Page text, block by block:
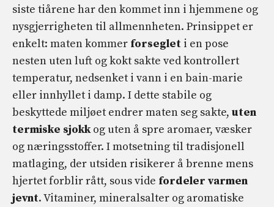
siste tiårene har den kommet inn i hjemmene og
nysgjerrigheten til allmennheten. Prinsippet er
enkelt: maten kommer forseglet i en pose
nesten uten luft og kokt sakte ved kontrollert
temperatur, nedsenket i vann i en bain-marie
eller innhyllet i damp. I dette stabile og
beskyttede miljøet endrer maten seg sakte, uten
termiske sjokkog uten å spre aromaer, væsker
og næringsstoffer. I motsetning til tradisjonell
matlaging, der utsiden risikerer å brenne mens
hjertet forblir rått, sous vide fordeler varmen
jevnt. Vitaminer, mineralsalter og aromatiske